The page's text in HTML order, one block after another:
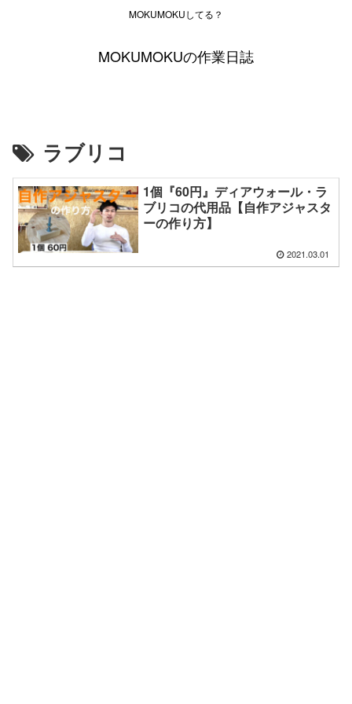
MOKUMOKUしてる？
MOKUMOKUの作業日誌
ラブリコ
1個『60円』ディアウォール・ラ
ブリコの代用品【自作アジャスタ
ーの作り方】
2021.03.01